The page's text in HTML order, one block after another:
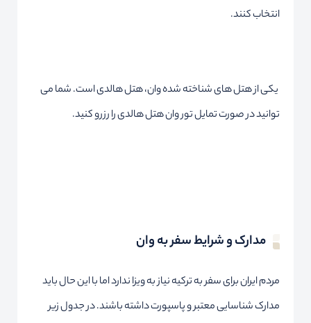
انتخاب کنند.
یکی از هتل های شناخته شده وان، هتل هالدی است. شما می
توانید در صورت تمایل تور وان هتل هالدی را رزرو کنید.
مدارک و شرایط سفر به وان
مردم ایران برای سفر به ترکیه نیاز به ویزا ندارد اما با این حال باید
مدارک شناسایی معتبر و پاسپورت داشته باشند. در جدول زیر